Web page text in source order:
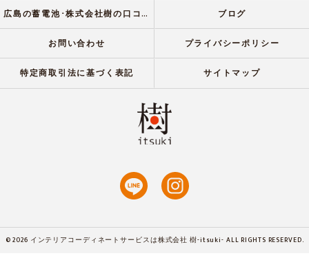
広島の蓄電池･株式会社樹の口コミ情報 ブログ
お問い合わせ プライバシーポリシー
特定商取引法に基づく表記 サイトマップ
© 2026 インテリアコーディネートサービスは株式会社 樹-itsuki- ALL RIGHTS RESERVED.